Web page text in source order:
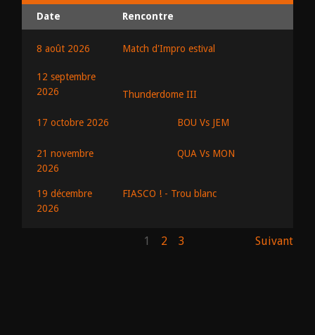
Date Rencontre
8 août 2026 Match d'Impro estival
12 septembre
2026
Thunderdome III
17 octobre 2026 BOU Vs JEM
21 novembre
2026
QUA Vs MON
19 décembre
2026
FIASCO ! - Trou blanc
1 2 3 Suivant